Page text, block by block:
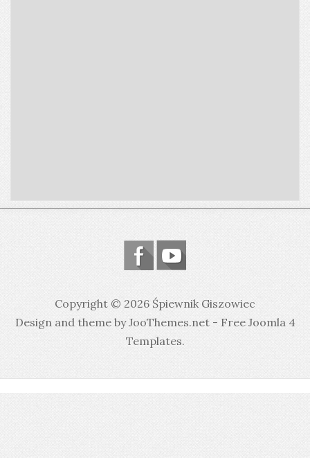
Copyright © 2026 Śpiewnik Giszowiec
Design and theme by JooThemes.net - Free Joomla 4
Templates.